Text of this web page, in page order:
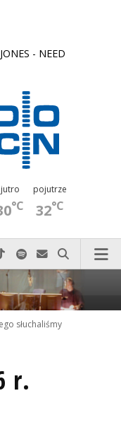
- NEED
jutro
°C
pojutrze
32°C
do nas zadzwoń
na Facebook-u
nas na Xnas na Instagram-ie
Odwiedź nas na TikTok-u
Szukaj nas na Spotify
Wyślij do nas
Szukaj
słuchaliśmy
r.